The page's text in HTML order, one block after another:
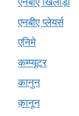
एनबीए प्लेयर्स
एनिमे
कम्प्यूटर
कानुन
क़ानून